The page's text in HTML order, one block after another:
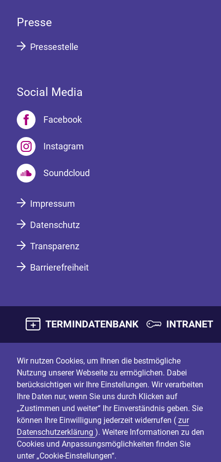
Presse
Pressestelle
Social Media
Facebook
Instagram
Soundcloud
Impressum
Datenschutz
Transparenz
Barrierefreiheit
TERMINDATENBANK INTRANET
Wir nutzen Cookies, um Ihnen die bestmögliche
Nutzung unserer Webseite zu ermöglichen. Dabei
berücksichtigen wir Ihre Einstellungen. Wir verarbeiten
Ihre Daten nur, wenn Sie uns durch Klicken auf
„Zustimmen und weiter“ Ihr Einverständnis geben. Sie
können Ihre Einwilligung jederzeit widerrufen ( zur
Datenschutzerklärung ). Weitere Informationen zu den
Cookies und Anpassungsmöglichkeiten finden Sie
unter „Cookie-Einstellungen“.